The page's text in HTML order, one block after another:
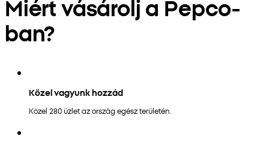
Miért vásárolj a Pepco-
ban?
Közel vagyunk hozzád
Közel 280 üzlet az ország egész területén.